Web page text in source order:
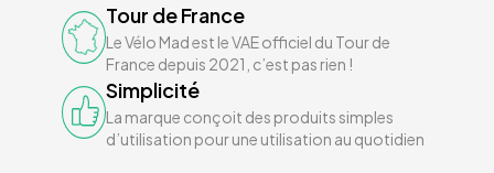
Tour de France
Le Vélo Mad est le VAE officiel du Tour de
France depuis 2021, c’est pas rien !
Simplicité
La marque conçoit des produits simples
d’utilisation pour une utilisation au quotidien